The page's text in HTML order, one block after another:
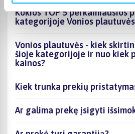
Kokios TOP 5 perkamiausios
kategorijoje Vonios plautuvės
Vonios plautuvės - kiek
šioje kategorijoje ir nuo kiek
kainos?
Kiek trunka prekių
Ar galima prekę įsigyti